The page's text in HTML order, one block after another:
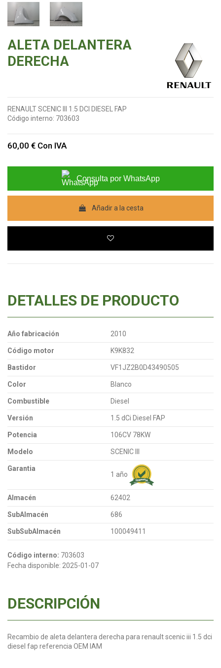
ALETA DELANTERA
DERECHA
RENAULT SCENIC III 1.5 DCI DIESEL FAP
Código interno: 703603
60,00 € Con IVA
Consulta por WhatsApp
Añadir a la cesta
DETALLES DE PRODUCTO
Año fabricación 2010
Código motor K9K832
Bastidor VF1JZ2B0D43490505
Color Blanco
Combustible Diesel
Versión 1.5 dCi Diesel FAP
Potencia 106CV 78KW
Modelo SCENIC III
Garantia
1 año
Almacén 62402
SubAlmacén 686
SubSubAlmacén 100049411
Código interno: 703603
Fecha disponible: 2025-01-07
DESCRIPCIÓN
Recambio de aleta delantera derecha para renault scenic iii 1.5 dci
diesel fap referencia OEM IAM